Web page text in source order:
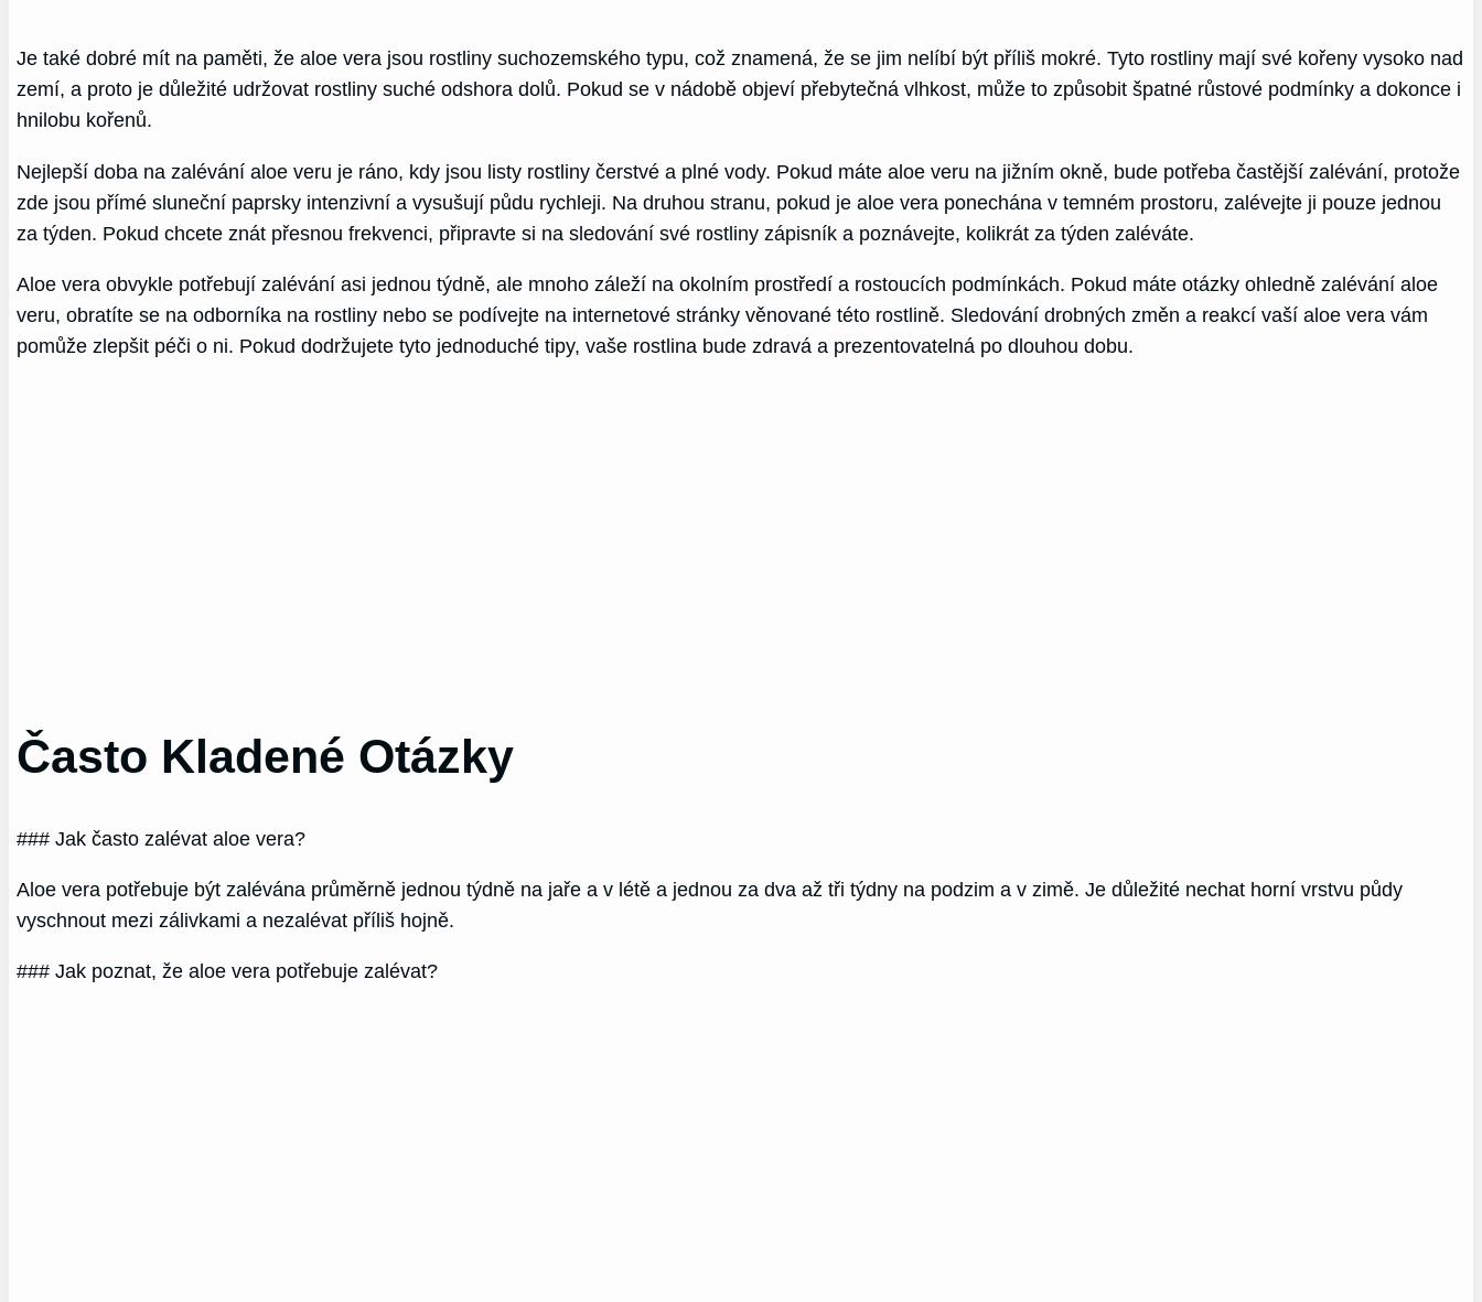
Je také dobré mít na paměti, že aloe vera jsou rostliny suchozemského typu, což znamená, že se jim nelíbí být příliš mokré. Tyto rostliny mají své kořeny vysoko nad
zemí, a proto je důležité udržovat rostliny suché odshora dolů. Pokud se v nádobě objeví přebytečná vlhkost, může to způsobit špatné růstové podmínky a dokonce i
hnilobu kořenů.
Nejlepší doba na zalévání aloe veru je ráno, kdy jsou listy rostliny čerstvé a plné vody. Pokud máte aloe veru na jižním okně, bude potřeba častější zalévání, protože
zde jsou přímé sluneční paprsky intenzivní a vysušují půdu rychleji. Na druhou stranu, pokud je aloe vera ponechána v temném prostoru, zalévejte ji pouze jednou
za týden. Pokud chcete znát přesnou frekvenci, připravte si na sledování své rostliny zápisník a poznávejte, kolikrát za týden zaléváte.
Aloe vera obvykle potřebují zalévání asi jednou týdně, ale mnoho záleží na okolním prostředí a rostoucích podmínkách. Pokud máte otázky ohledně zalévání aloe
veru, obratíte se na odborníka na rostliny nebo se podívejte na internetové stránky věnované této rostlině. Sledování drobných změn a reakcí vaší aloe vera vám
pomůže zlepšit péči o ni. Pokud dodržujete tyto jednoduché tipy, vaše rostlina bude zdravá a prezentovatelná po dlouhou dobu.
Často Kladené Otázky
### Jak často zalévat aloe vera?
Aloe vera potřebuje být zalévána průměrně jednou týdně na jaře a v létě a jednou za dva až tři týdny na podzim a v zimě. Je důležité nechat horní vrstvu půdy
vyschnout mezi zálivkami a nezalévat příliš hojně.
### Jak poznat, že aloe vera potřebuje zalévat?